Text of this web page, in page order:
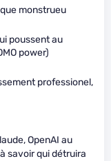
monstrueu
poussent au
power)
professionel,
OpenAI au
savoir qui détruira